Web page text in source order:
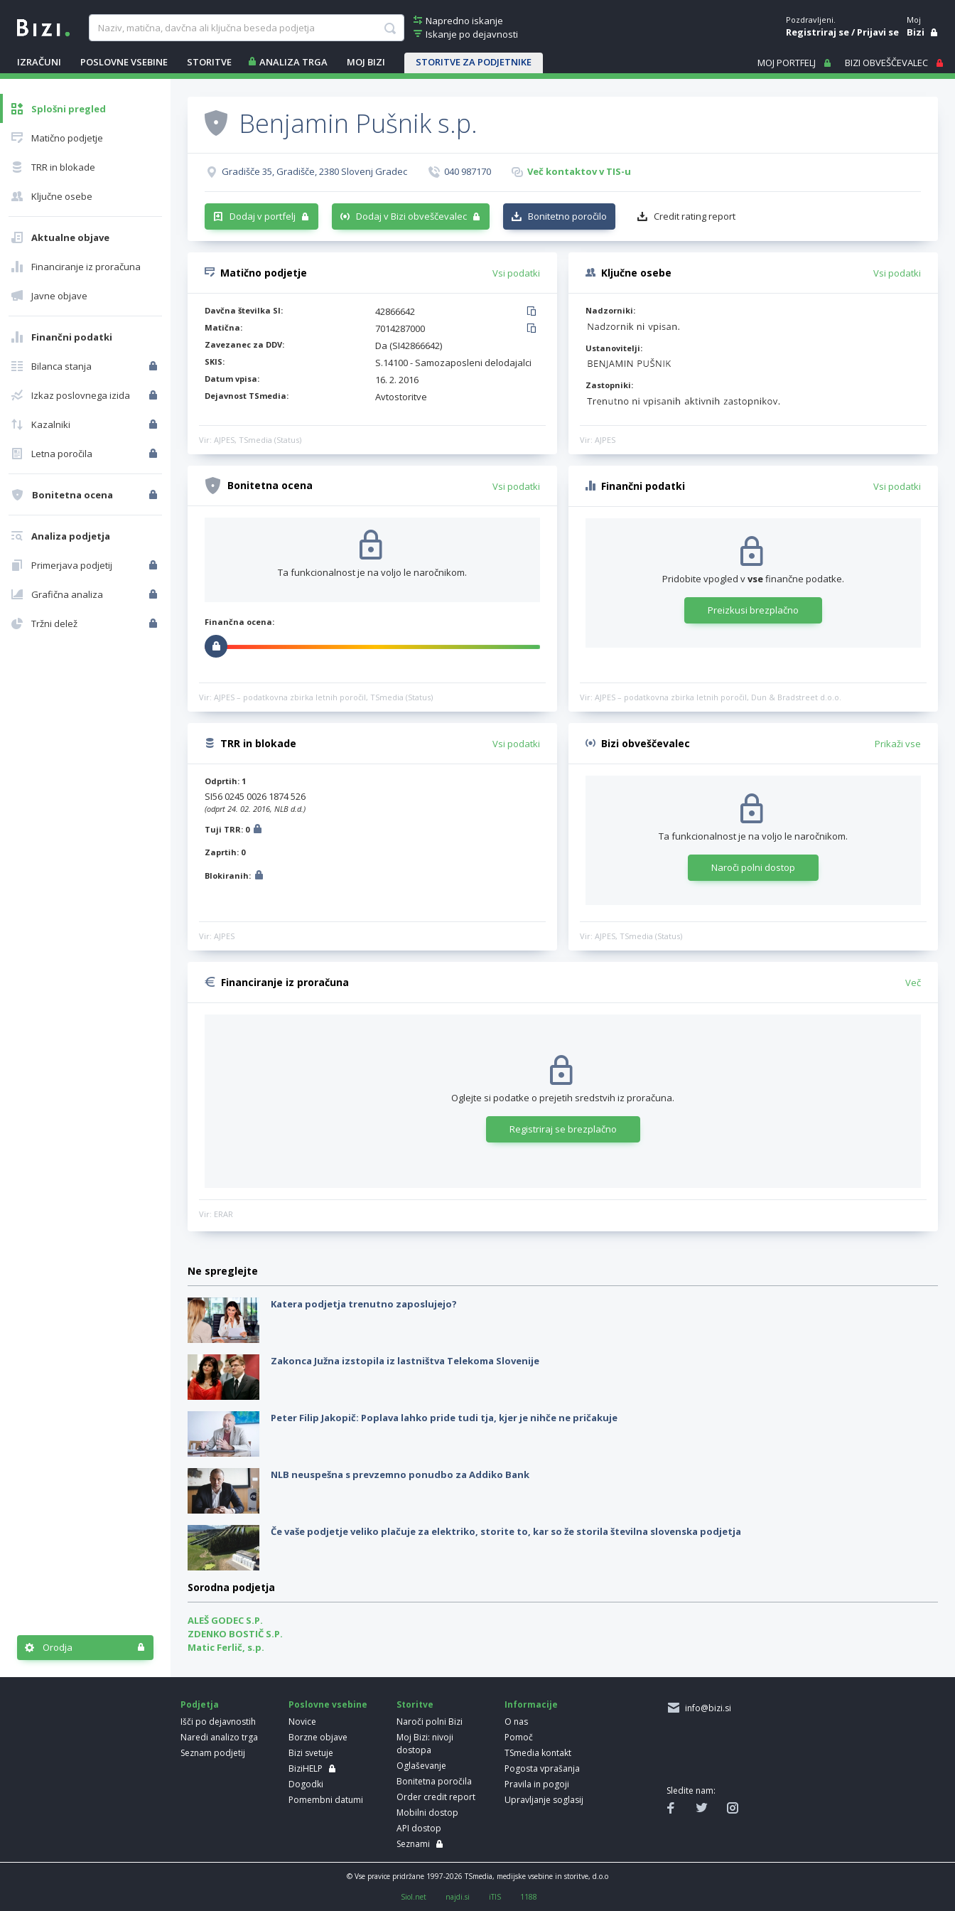
Napredno iskanje
Iskanje po dejavnosti
IZRAČUNI POSLOVNE VSEBINE STORITVE ANALIZA TRGA MOJ BIZI STORITVE ZA PODJETNIKE
Pozdravljeni.
Registriraj se/Prijavi se
Moj
Bizi
MOJ PORTFELJ BIZI OBVEŠČEVALEC
Splošni pregled
Matično podjetje
TRR in blokade
Ključne osebe
Aktualne objave
Financiranje iz proračuna
Javne objave
Finančni podatki
Bilanca stanja
Izkaz poslovnega izida
Kazalniki
Letna poročila
Bonitetna ocena
Analiza podjetja
Primerjava podjetij
Grafična analiza
Tržni delež
Orodja
Benjamin Pušnik s.p.
Gradišče 35, Gradišče, 2380 Slovenj Gradec 040 987170 Več kontaktov v TIS-u
Dodaj v portfelj Dodaj v Bizi obveščevalec Bonitetno poročilo Credit rating report
Matično podjetje Vsi podatki
Davčna številka SI: 42866642
Matična: 7014287000
Zavezanec za DDV: Da (SI42866642)
SKIS: S.14100 - Samozaposleni delodajalci
Datum vpisa: 16. 2. 2016
Dejavnost TSmedia: Avtostoritve
Vir: AJPES, TSmedia (Status)
Ključne osebe Vsi podatki
Nadzorniki:
Ustanovitelji:
Zastopniki:
Vir: AJPES
Bonitetna ocena Vsi podatki
Ta funkcionalnost je na voljo le naročnikom.
Finančna ocena:
Vir: AJPES – podatkovna zbirka letnih poročil, TSmedia (Status)
Finančni podatki Vsi podatki
Pridobite vpogled vvsefinančne podatke.
Preizkusi brezplačno
Vir: AJPES – podatkovna zbirka letnih poročil, Dun & Bradstreet d.o.o.
TRR in blokade Vsi podatki
Odprtih: 1
SI56 0245 0026 1874 526
(odprt 24. 02. 2016, NLB d.d.)
Tuji TRR: 0
Zaprtih: 0
Blokiranih:
Vir: AJPES
Bizi obveščevalec Prikaži vse
Ta funkcionalnost je na voljo le naročnikom.
Naroči polni dostop
Vir: AJPES, TSmedia (Status)
Financiranje iz proračuna Več
Oglejte si podatke o prejetih sredstvih iz proračuna.
Registriraj se brezplačno
Vir: ERAR
Ne spreglejte
Katera podjetja trenutno zaposlujejo?
Zakonca Južna izstopila iz lastništva Telekoma Slovenije
Peter Filip Jakopič: Poplava lahko pride tudi tja, kjer je nihče ne pričakuje
NLB neuspešna s prevzemno ponudbo za Addiko Bank
Če vaše podjetje veliko plačuje za elektriko, storite to, kar so že storila številna slovenska podjetja
Sorodna podjetja
ALEŠ GODEC S.P.
ZDENKO BOSTIČ S.P.
Matic Ferlič, s.p.
Podjetja
Išči po dejavnostih
Naredi analizo trga
Seznam podjetij
Poslovne vsebine
Novice
Borzne objave
Bizi svetuje
BiziHELP
Dogodki
Pomembni datumi
Storitve
Naroči polni Bizi
Moj Bizi: nivoji
dostopa
Oglaševanje
Bonitetna poročila
Order credit report
Mobilni dostop
API dostop
Seznami
Informacije
O nas
Pomoč
TSmedia kontakt
Pogosta vprašanja
Pravila in pogoji
Upravljanje soglasij
info@bizi.si
Sledite nam:
© Vse pravice pridržane 1997-2026 TSmedia, medijske vsebine in storitve, d.o.o
Siol.net najdi.si iTIS 1188